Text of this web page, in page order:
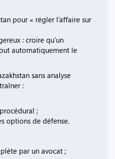
pour « régler l’affaire sur
: croire qu’un
automatiquement le
sans analyse
:
;
options de défense.
par un avocat ;